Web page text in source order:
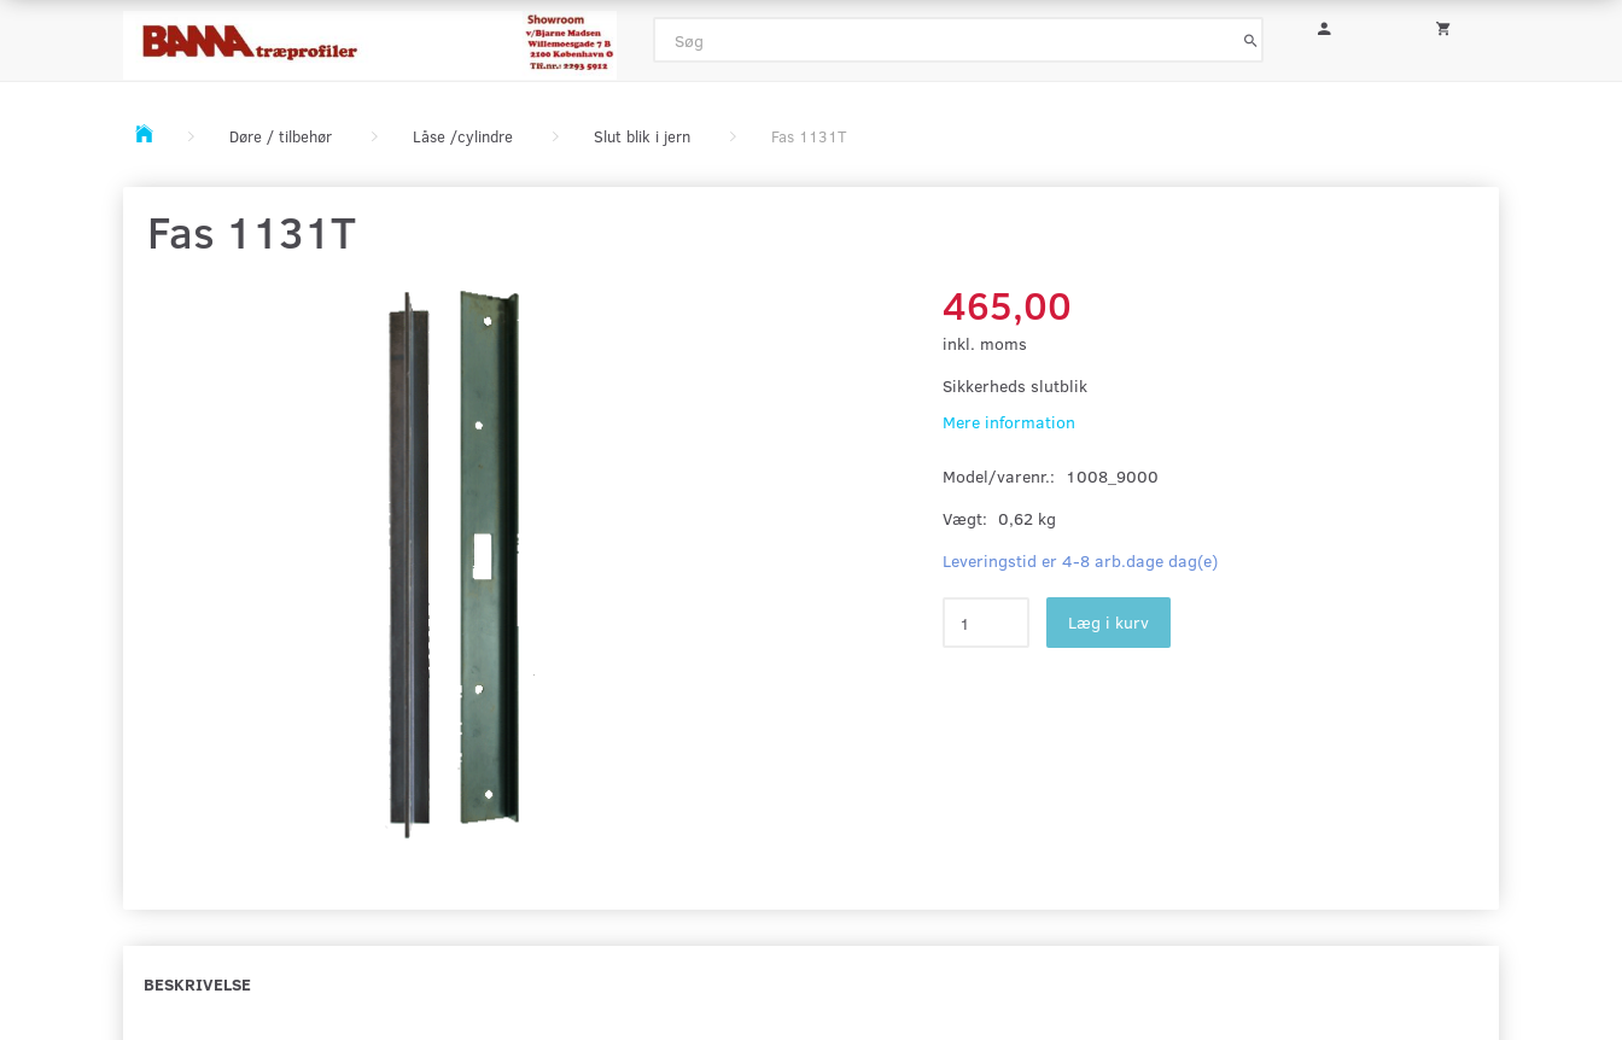
Døre / tilbehør Låse /cylindre Slut blik i jern Fas 1131T
Fas 1131T
465,00
inkl. moms
Sikkerheds slutblik
Mere information
Model/varenr.:
1008_9000
Vægt: 0,62 kg
Leveringstid er 4-8 arb.dage dag(e)
Læg i kurv
BESKRIVELSE